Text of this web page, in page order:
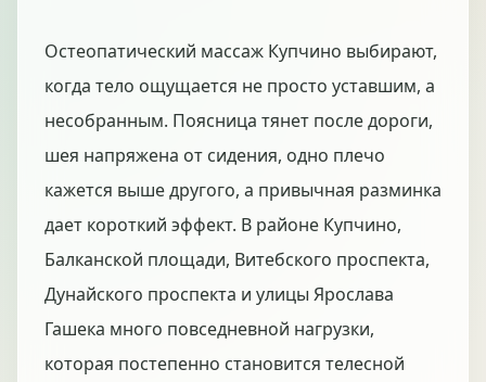
Остеопатический массаж Купчино выбирают,
когда тело ощущается не просто уставшим, а
несобранным. Поясница тянет после дороги,
шея напряжена от сидения, одно плечо
кажется выше другого, а привычная разминка
дает короткий эффект. В районе Купчино,
Балканской площади, Витебского проспекта,
Дунайского проспекта и улицы Ярослава
Гашека много повседневной нагрузки,
которая постепенно становится телесной